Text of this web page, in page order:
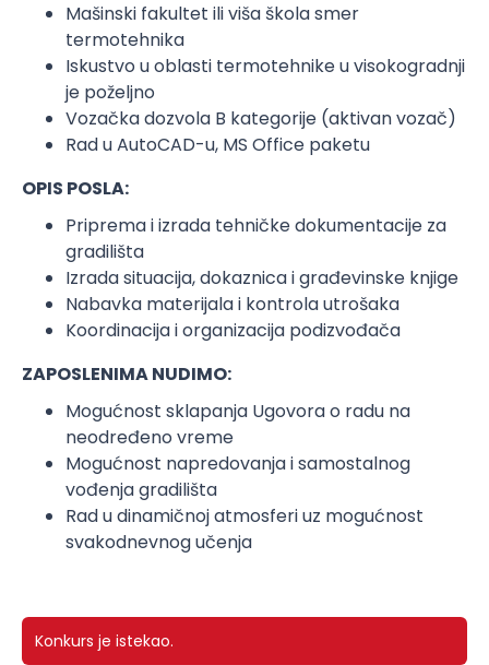
Mašinski fakultet ili viša škola smer
termotehnika
Iskustvo u oblasti termotehnike u visokogradnji
je poželjno
Vozačka dozvola B kategorije (aktivan vozač)
Rad u AutoCAD-u, MS Office paketu
OPIS POSLA:
Priprema i izrada tehničke dokumentacije za
gradilišta
Izrada situacija, dokaznica i građevinske knjige
Nabavka materijala i kontrola utrošaka
Koordinacija i organizacija podizvođača
ZAPOSLENIMA NUDIMO:
Mogućnost sklapanja Ugovora o radu na
neodređeno vreme
Mogućnost napredovanja i samostalnog
vođenja gradilišta
Rad u dinamičnoj atmosferi uz mogućnost
svakodnevnog učenja
Konkurs je istekao.